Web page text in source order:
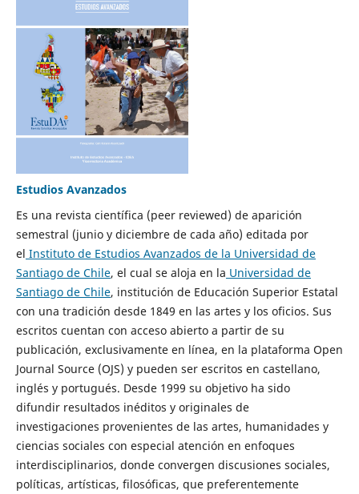
Estudios Avanzados
Es una revista científica (peer reviewed) de aparición
semestral (junio y diciembre de cada año) editada por
el Instituto de Estudios Avanzados de la Universidad de
Santiago de Chile, el cual se aloja en la Universidad de
Santiago de Chile, institución de Educación Superior Estatal
con una tradición desde 1849 en las artes y los oficios. Sus
escritos cuentan con acceso abierto a partir de su
publicación, exclusivamente en línea, en la plataforma Open
Journal Source (OJS) y pueden ser escritos en castellano,
inglés y portugués. Desde 1999 su objetivo ha sido
difundir resultados inéditos y originales de
investigaciones provenientes de las artes, humanidades y
ciencias sociales con especial atención en enfoques
interdisciplinarios, donde convergen discusiones sociales,
políticas, artísticas, filosóficas, que preferentemente